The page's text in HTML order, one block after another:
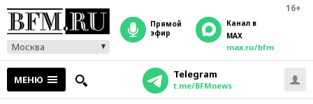
16+
Москва
прямой
эфир
Канал в
MAX
max.ru/bfm
МЕНЮ Telegram
t.me/BFMnews